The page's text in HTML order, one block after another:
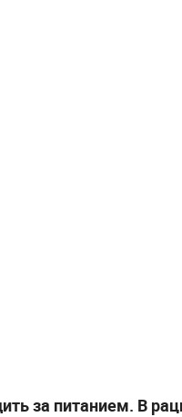
за питанием. В